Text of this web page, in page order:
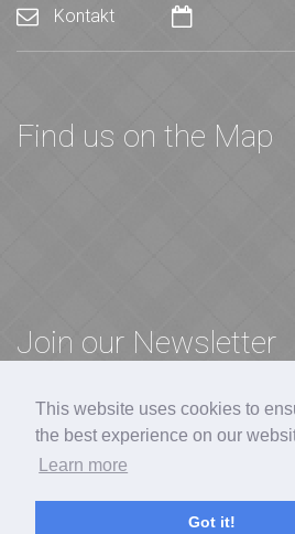
This website uses cookies to
the best experience on our
Learn more
Got it!
Kontakt
Find us on the Map
Join our Newsletter